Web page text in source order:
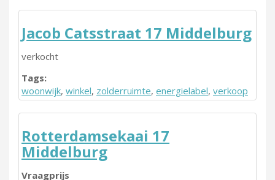
Jacob Catsstraat 17 Middelburg
verkocht
Tags:
woonwijk, winkel, zolderruimte, energielabel, verkoop
Rotterdamsekaai 17
Middelburg
Vraagprijs